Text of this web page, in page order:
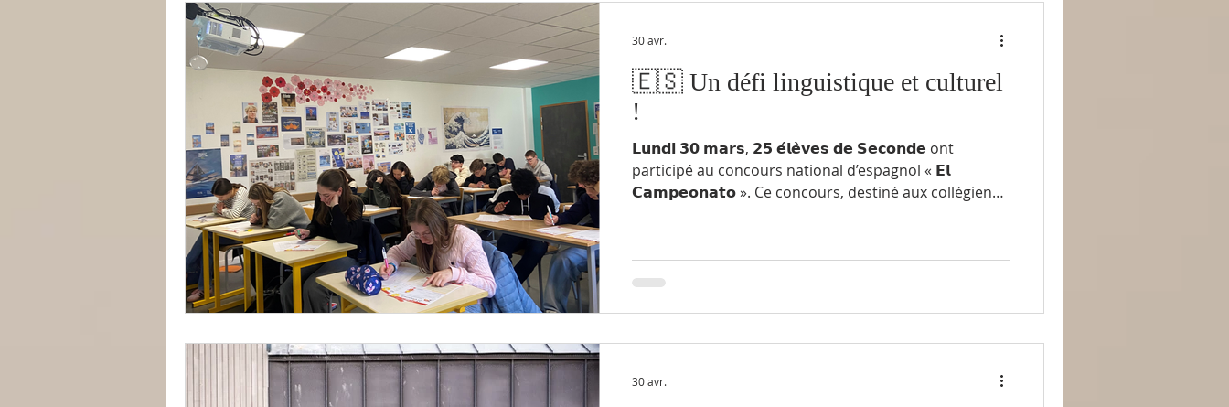
🇪🇸 Un défi linguistique et culturel
!
𝗟𝘂𝗻𝗱𝗶 𝟯𝟬 𝗺𝗮𝗿𝘀, 𝟮𝟱 𝗲́𝗹𝗲̀𝘃𝗲𝘀 𝗱𝗲 𝗦𝗲𝗰𝗼𝗻𝗱𝗲 ont
participé au concours national d’espagnol « 𝗘𝗹
𝗖𝗮𝗺𝗽𝗲𝗼𝗻𝗮𝘁𝗼 ». Ce concours, destiné aux collégiens
une épreuve à la fois 𝗹𝘂𝗱𝗶𝗾𝘂𝗲 𝗲𝘁 𝗲𝘅𝗶𝗴𝗲𝗮𝗻𝘁𝗲. 👉 « 𝗘𝗹
𝗖𝗮𝗺𝗽𝗲𝗼𝗻𝗮𝘁𝗼 » prend la forme d’un 𝗤𝗖𝗠 portant
30 avr.
30 avr.